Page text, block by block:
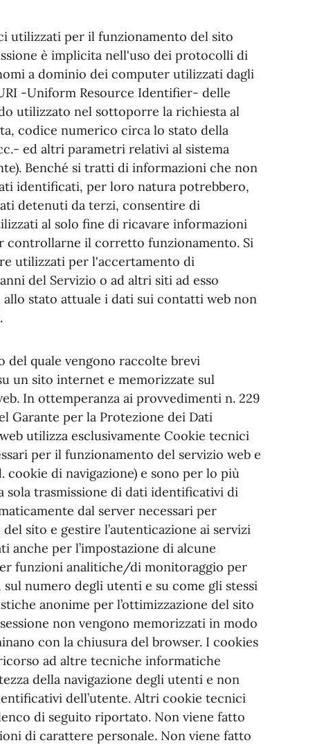
utilizzati per il funzionamento del sito
è implicita nell'uso dei protocolli di
a dominio dei computer utilizzati dagli
-Uniform Resource Identifier- delle
utilizzato nel sottoporre la richiesta al
codice numerico circa lo stato della
ed altri parametri relativi al sistema
Benché si tratti di informazioni che non
identificati, per loro natura potrebbero,
detenuti da terzi, consentire di
al solo fine di ricavare informazioni
controllarne il corretto funzionamento. Si
utilizzati per l'accertamento di
del Servizio o ad altri siti ad esso
allo stato attuale i dati sui contatti web non
del quale vengono raccolte brevi
un sito internet e memorizzate sul
In ottemperanza ai provvedimenti n. 229
Garante per la Protezione dei Dati
utilizza esclusivamente Cookie tecnici
per il funzionamento del servizio web e
di navigazione) e sono per lo più
trasmissione di dati identificativi di
dal server necessari per
sito e gestire l’autenticazione ai servizi
anche per l’impostazione di alcune
funzioni analitiche/di monitoraggio per
numero degli utenti e su come gli stessi
anonime per l’ottimizzazione del sito
non vengono memorizzati in modo
con la chiusura del browser. I cookies
ad altre tecniche informatiche
della navigazione degli utenti e non
dell’utente. Altri cookie tecnici
di seguito riportato. Non viene fatto
di carattere personale. Non viene fatto